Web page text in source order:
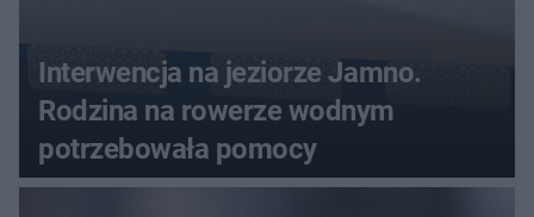
Interwencja na jeziorze Jamno.
Rodzina na rowerze wodnym
potrzebowała pomocy